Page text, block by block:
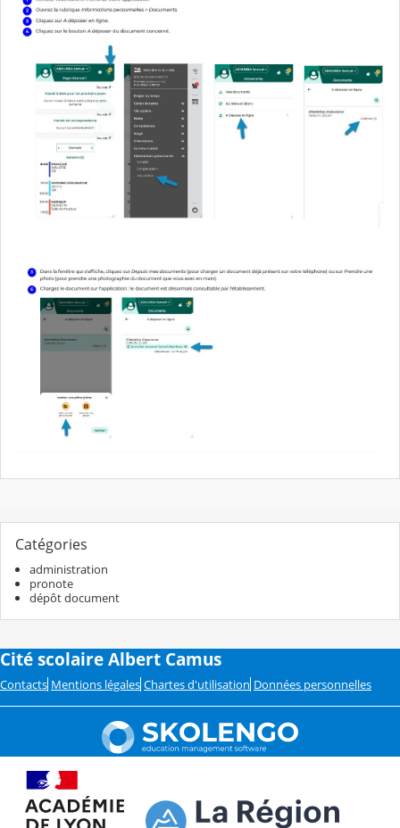
Catégories
administration
pronote
dépôt document
Cité scolaire Albert Camus
Contacts Mentions légales Chartes d'utilisation Données personnelles